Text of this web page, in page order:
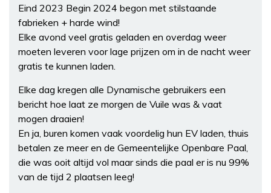
Eind 2023 Begin 2024 begon met stilstaande
fabrieken + harde wind!
Elke avond veel gratis geladen en overdag weer
moeten leveren voor lage prijzen om in de nacht weer
gratis te kunnen laden.
Elke dag kregen alle Dynamische gebruikers een
bericht hoe laat ze morgen de Vuile was & vaat
mogen draaien!
En ja, buren komen vaak voordelig hun EV laden, thuis
betalen ze meer en de Gemeentelijke Openbare Paal,
die was ooit altijd vol maar sinds die paal er is nu 99%
van de tijd 2 plaatsen leeg!